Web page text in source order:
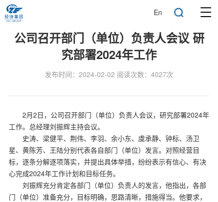
En
公司召开部门（单位）负责人会议 研
究部署2024年工作
发布时间：2024-02-02 阅读次数：4027次
2月2日，公司召开部门（单位）负责人会议，研究部署2024年
工作。总经理刘振辉主持会议。
史涛、梁健平、荆伟、李羽、余小东、虞承静、钟标、汤卫
星、黄陈芳、王陆分别代表各自部门（单位）发言。对照经营目
标，逐条分解逐项落实，并提出具体举措，纷纷表示有信心、有决
心完成2024年工作计划和目标任务。
刘振辉充分肯定各部门（单位）负责人的发言，他指出，各部
门（单位）准备充分，目标明确，思路清晰，措施得当。他要求，